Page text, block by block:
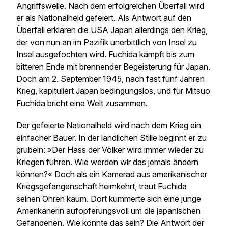
Angriffswelle. Nach dem erfolgreichen Überfall wird
er als Nationalheld gefeiert. Als Antwort auf den
Überfall erklären die USA Japan allerdings den Krieg,
der von nun an im Pazifik unerbittlich von Insel zu
Insel ausgefochten wird. Fuchida kämpft bis zum
bitteren Ende mit brennender Begeisterung für Japan.
Doch am 2. September 1945, nach fast fünf Jahren
Krieg, kapituliert Japan bedingungslos, und für Mitsuo
Fuchida bricht eine Welt zusammen.
Der gefeierte Nationalheld wird nach dem Krieg ein
einfacher Bauer. In der ländlichen Stille beginnt er zu
grübeln: »Der Hass der Völker wird immer wieder zu
Kriegen führen. Wie werden wir das jemals ändern
können?« Doch als ein Kamerad aus amerikanischer
Kriegsgefangenschaft heimkehrt, traut Fuchida
seinen Ohren kaum. Dort kümmerte sich eine junge
Amerikanerin aufopferungsvoll um die japanischen
Gefangenen. Wie konnte das sein? Die Antwort der